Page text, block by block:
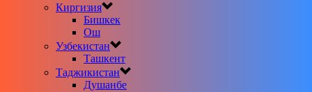
Киргизия
Бишкек
Ош
Узбекистан
Ташкент
Таджикистан
Душанбе